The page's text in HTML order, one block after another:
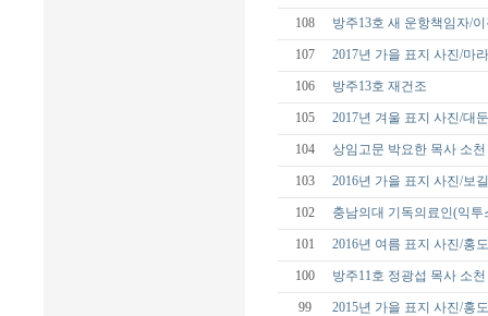
108 방주13호 새 운항책임자/
107 2017년 가을 표지 사진/마
106 방주13호 재건조
105 2017년 겨울 표지 사진/대
104 상임고문 박요한 목사 소천
103 2016년 가을 표지 사진/보
102 충남의대 기독의료인(익투
101 2016년 여름 표지 사진/홍
100 방주11호 정광섭 목사 소천
99 2015년 가을 표지 사진/홍